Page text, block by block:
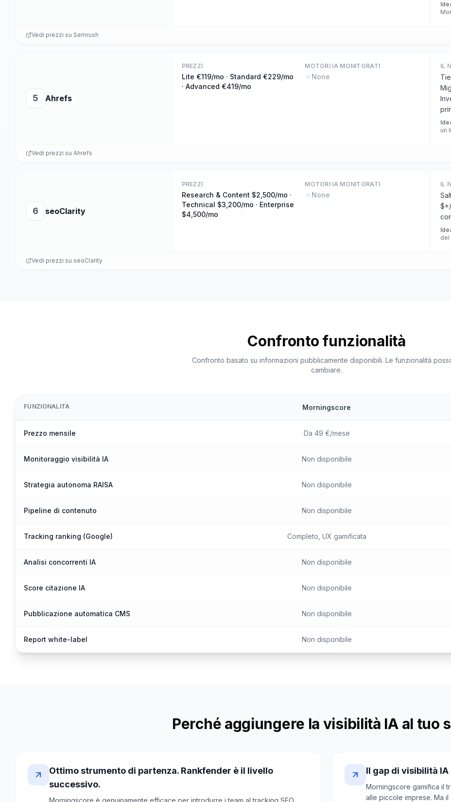
Vedi prezzi su Semrush
5 Ahrefs
PREZZI
Lite €119/mo · Standard €229/mo
· Advanced €419/mo
MOTORI IA MONITORATI
None
IL
un
Vedi prezzi su Ahrefs
6 seoClarity
PREZZI
Research & Content $2,500/mo ·
Technical $3,200/mo · Enterprise
$4,500/mo
MOTORI IA MONITORATI
None
IL
del
Vedi prezzi su seoClarity
Confronto funzionalità
Confronto basato su informazioni pubblicamente disponibili. Le funzionalità
cambiare.
FUNZIONALITÀ Morningscore
Prezzo mensile Da 49 €/mese
Monitoraggio visibilità IA Non disponibile
Strategia autonoma RAISA Non disponibile
Pipeline di contenuto Non disponibile
Tracking ranking (Google) Completo, UX gamificata
Analisi concorrenti IA Non disponibile
Score citazione IA Non disponibile
Pubblicazione automatica CMS Non disponibile
Report white-label Non disponibile
Perché aggiungere la visibilità IA al tuo
Ottimo strumento di partenza. Rankfender è il livello
successivo.
Morningscore è genuinamente efficace per introdurre i team al tracking SEO.
Il gap di visibilità
Morningscore gamifica il
alle piccole imprese. Ma